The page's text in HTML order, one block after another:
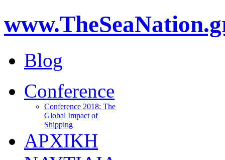
Blog
Conference
Conference 2018: The
Global Impact of
Shipping
ΑΡΧΙΚΗ